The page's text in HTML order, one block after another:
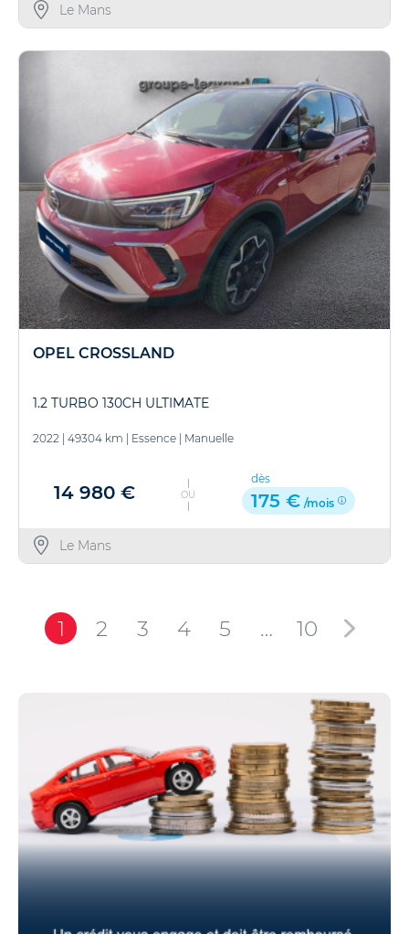
Le Mans
OPEL CROSSLAND
1.2 TURBO 130CH ULTIMATE
2022 49304 km Essence Manuelle
14 980 € OU
dès
175 € /mois
Le Mans
1 2 3 4 5 … 10